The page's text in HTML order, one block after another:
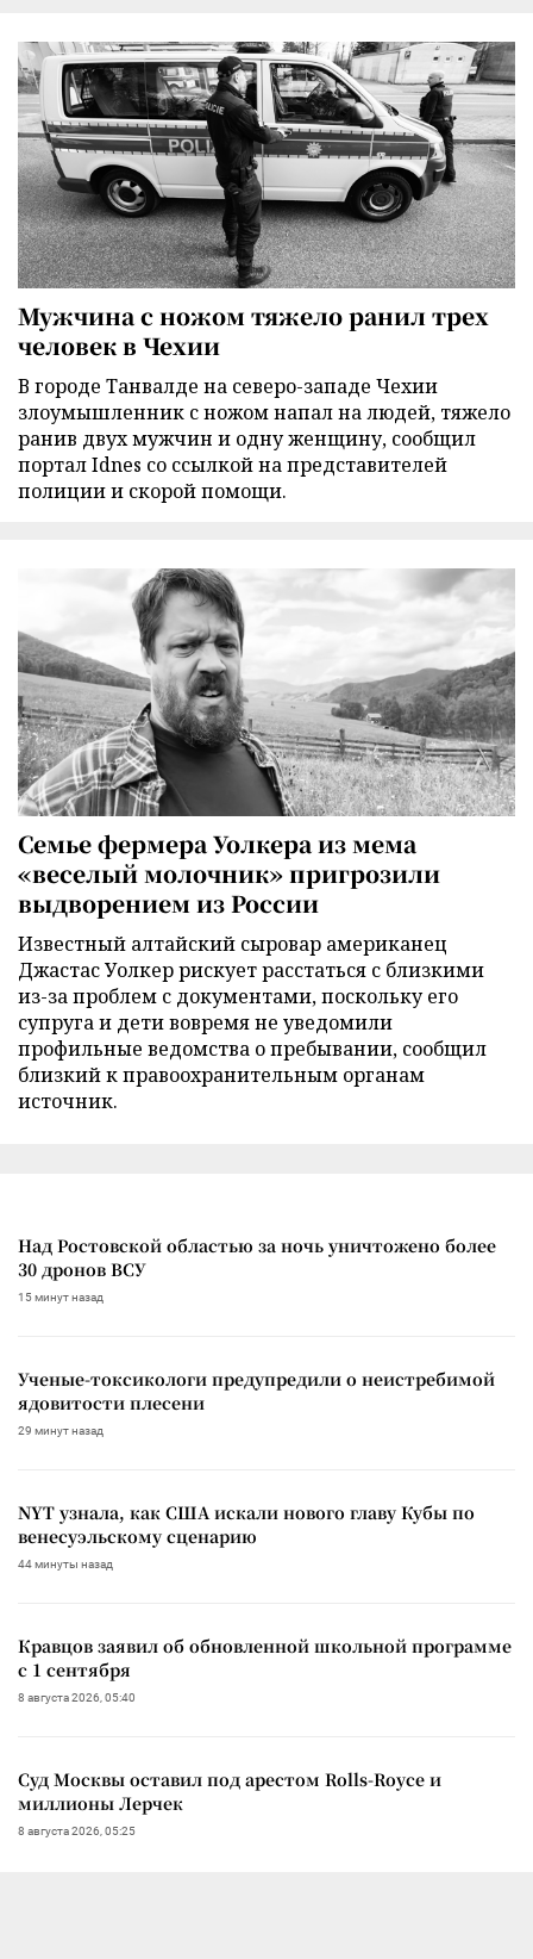
Мужчина с ножом тяжело ранил трех
человек в Чехии
В городе Танвалде на северо-западе Чехии
злоумышленник с ножом напал на людей, тяжело
ранив двух мужчин и одну женщину, сообщил
портал Idnes со ссылкой на представителей
полиции и скорой помощи.
Семье фермера Уолкера из мема
«веселый молочник» пригрозили
выдворением из России
Известный алтайский сыровар американец
Джастас Уолкер рискует расстаться с близкими
из-за проблем с документами, поскольку его
супруга и дети вовремя не уведомили
профильные ведомства о пребывании, сообщил
близкий к правоохранительным органам
источник.
Над Ростовской областью за ночь уничтожено более
30 дронов ВСУ
15 минут назад
Ученые-токсикологи предупредили о неистребимой
ядовитости плесени
29 минут назад
NYT узнала, как США искали нового главу Кубы по
венесуэльскому сценарию
44 минуты назад
Кравцов заявил об обновленной школьной программе
с 1 сентября
8 августа 2026, 05:40
Суд Москвы оставил под арестом Rolls-Royce и
миллионы Лерчек
8 августа 2026, 05:25